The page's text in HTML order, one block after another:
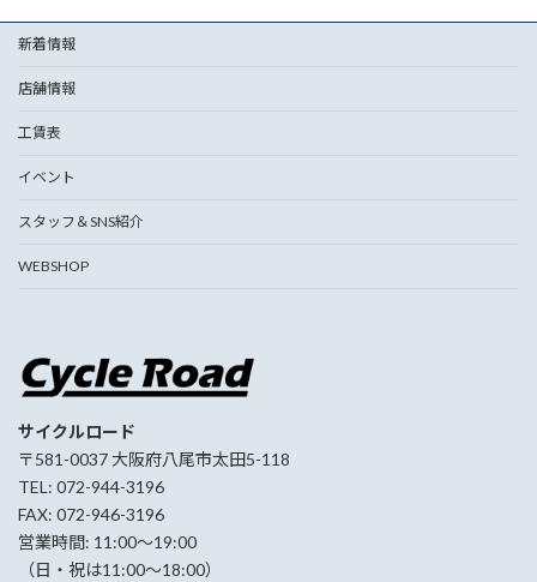
新着情報
店舗情報
工賃表
イベント
スタッフ＆SNS紹介
WEBSHOP
サイクルロード
〒581-0037 大阪府八尾市太田5-118
TEL: 072-944-3196
FAX: 072-946-3196
営業時間: 11:00〜19:00
（日・祝は11:00〜18:00）